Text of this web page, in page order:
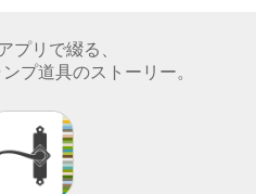
プリで綴る、
プ道具のストーリー。